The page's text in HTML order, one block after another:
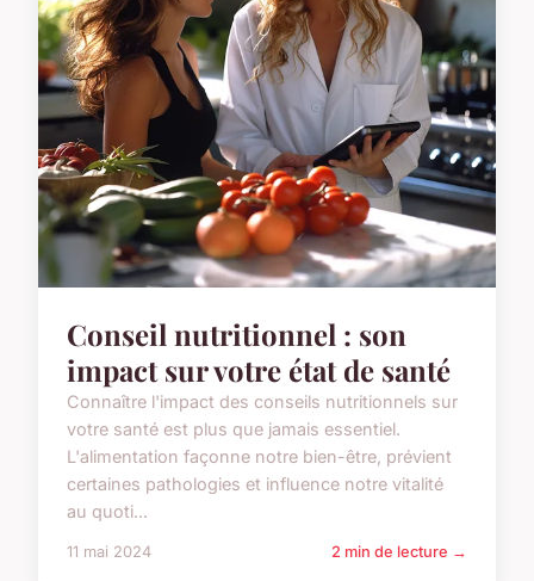
Conseil nutritionnel : son
impact sur votre état de santé
Connaître l'impact des conseils nutritionnels sur
votre santé est plus que jamais essentiel.
L'alimentation façonne notre bien-être, prévient
certaines pathologies et influence notre vitalité
au quoti...
11 mai 2024 2 min de lecture →